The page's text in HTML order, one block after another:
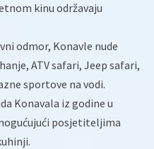
kinu održavaju
odmor, Konavle nude
ATV safari, Jeep safari,
sportove na vodi.
Konavala iz godine u
posjetiteljima